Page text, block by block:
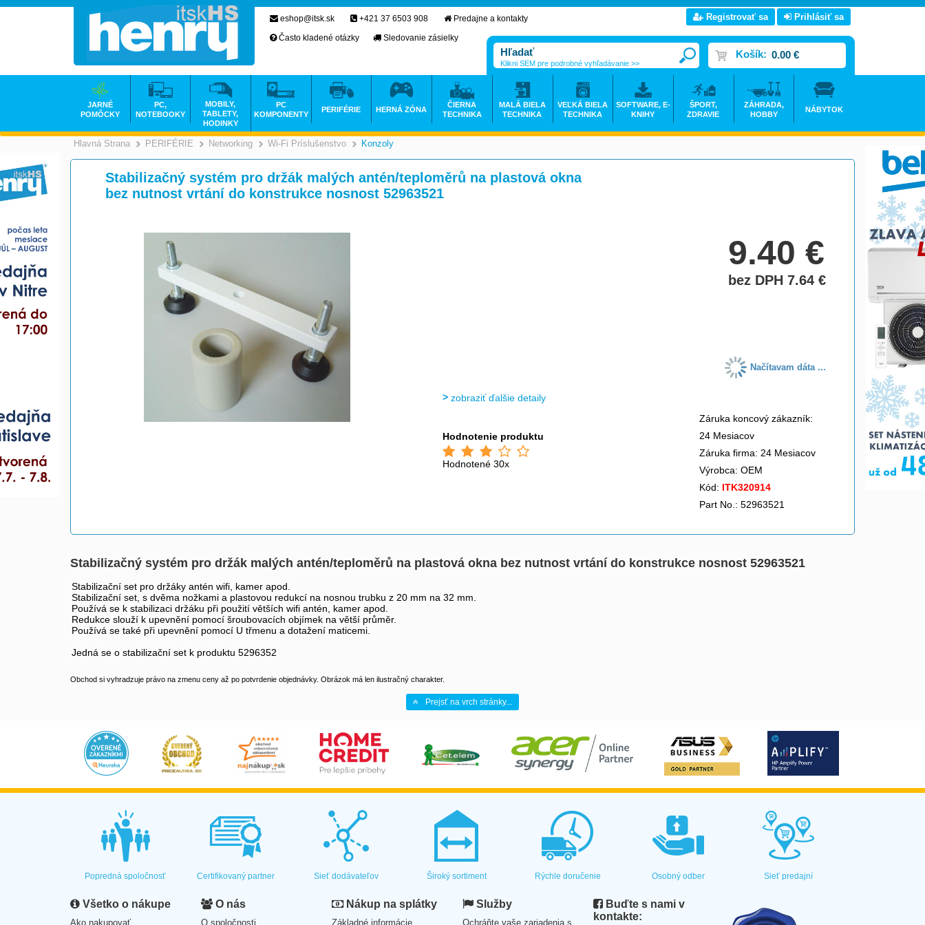
Hlavná Strana >
PERIFÉRIE >
Networking >
Wi-Fi Príslušenstvo >
Konzoly
Stabilizačný systém pro držák malých antén/teploměrů na plastová okna
bez nutnost vrtání do konstrukce nosnost 52963521
9.40€
bez DPH 7.64€
Načítavam dáta ...
zobraziť ďalšie detaily
Hodnotenie produktu
Hodnotené 30x
Záruka koncový zákazník:
24 Mesiacov
Záruka firma: 24 Mesiacov
Výrobca: OEM
Kód: ITK320914
Part No.: 52963521
Stabilizačný systém pro držák malých antén/teploměrů na plastová okna bez nutnost vrtání do konstrukce nosnost 52963521
Stabilizační set pro držáky antén wifi, kamer apod.
Stabilizační set, s dvěma nožkami a plastovou redukcí na nosnou trubku z 20 mm na 32 mm.
Používá se k stabilizaci držáku při použití větších wifi antén, kamer apod.
Redukce slouží k upevnění pomocí šroubovacích objímek na větší průměr.
Používá se také při upevnění pomocí U třmenu a dotažení maticemi.
Jedná se o stabilizační set k produktu 5296352
Obchod si vyhradzuje právo na zmenu ceny až po potvrdenie objednávky. Obrázok má len ilustračný charakter.
Prejsť na vrch stránky...
eshop@itsk.sk +421 37 6503 908
Predajne a kontakty
Často kladené otázky
Sledovanie zásielky
Registrovať sa Prihlásiť sa
Košík: 0.00 €
Klikni SEM pre podrobné vyhľadávanie >>
JARNÉ
POMÔCKY
PC,
NOTEBOOKY
MOBILY,
TABLETY,
HODINKY
PC
KOMPONENTY
PERIFÉRIE HERNÁ ZÓNA
ČIERNA
TECHNIKA
MALÁ BIELA
TECHNIKA
VEĽKÁ BIELA
TECHNIKA
SOFTWARE, E-
KNIHY
ŠPORT,
ZDRAVIE
ZÁHRADA,
HOBBY
NÁBYTOK
Popredná spoločnosť Certifikovaný partner Sieť dodávateľov Široký sortiment Rýchle doručenie Osobný odber Sieť predajní
Všetko o nákupe
Ako nakupovať
O nás
O spoločnosti
Nákup na splátky
Základné informácie
Služby
Ochráňte vaše zariadenia s
Buďte s nami v
kontakte: